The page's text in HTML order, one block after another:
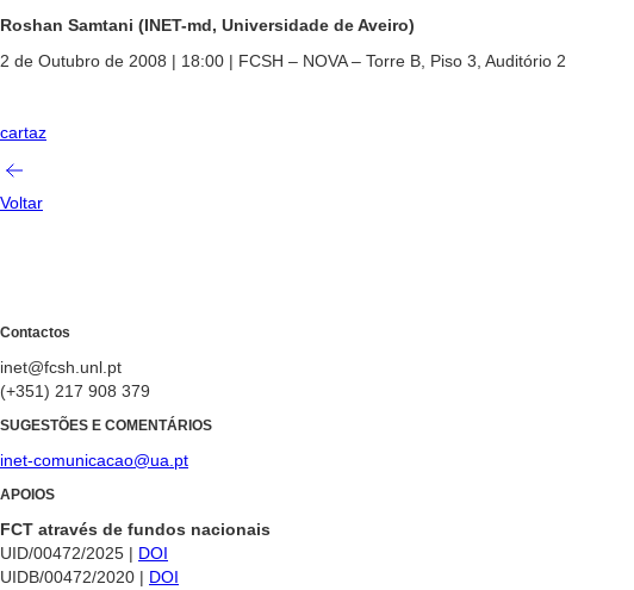
Roshan Samtani (INET-md, Universidade de Aveiro)
2 de Outubro de 2008 | 18:00 | FCSH – NOVA – Torre B, Piso 3, Auditório 2
cartaz
Voltar
Contactos
inet@fcsh.unl.pt
(+351) 217 908 379
SUGESTÕES E COMENTÁRIOS
inet-comunicacao@ua.pt
APOIOS
FCT através de fundos nacionais
UID/00472/2025 | DOI
UIDB/00472/2020 | DOI